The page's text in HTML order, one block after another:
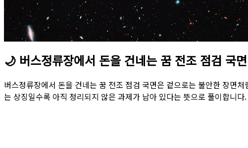
🌙 버스정류장에서 돈을 건네는 꿈 전조 점검 국면
버스정류장에서 돈을 건네는 꿈 전조 점검 국면은 겉으로는 불안한 장면
는 상징일수록 아직 정리되지 않은 과제가 남아 있다는 뜻으로 풀이합니